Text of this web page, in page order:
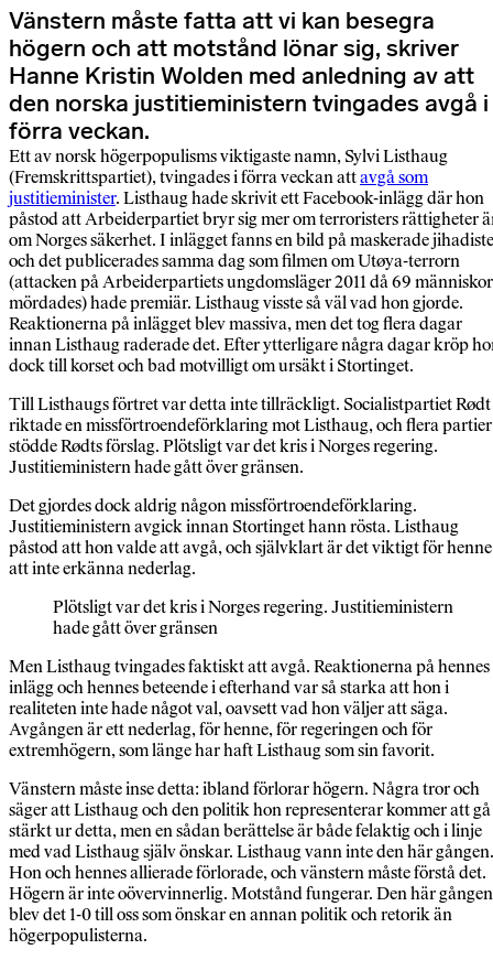
Vänstern måste fatta att vi kan besegra
högern och att motstånd lönar sig, skriver
Hanne Kristin Wolden med anledning av att
den norska justitieministern tvingades avgå i
förra veckan.
Ett av norsk högerpopulisms viktigaste namn, Sylvi Listhaug
(Fremskrittspartiet), tvingades i förra veckan attavgå som
justitieminister. Listhaug hade skrivit ett Facebook-inlägg där hon
påstod att Arbeiderpartiet bryr sig mer om terroristers rättigheter
om Norges säkerhet. I inlägget fanns en bild på maskerade
och det publicerades samma dag som filmen om Utøya-terrorn
(attacken på Arbeiderpartiets ungdomsläger 2011 då 69 människor
mördades) hade premiär. Listhaug visste så väl vad hon gjorde.
Reaktionerna på inlägget blev massiva, men det tog flera dagar
innan Listhaug raderade det. Efter ytterligare några dagar kröp
dock till korset och bad motvilligt om ursäkt i Stortinget.
Till Listhaugs förtret var detta inte tillräckligt. Socialistpartiet Rødt
riktade en missförtroendeförklaring mot Listhaug, och flera partier
stödde Rødts förslag. Plötsligt var det kris i Norges regering.
Justitieministern hade gått över gränsen.
Det gjordes dock aldrig någon missförtroendeförklaring.
Justitieministern avgick innan Stortinget hann rösta. Listhaug
påstod att hon valde att avgå, och självklart är det viktigt för henne
att inte erkänna nederlag.
Plötsligt var det kris i Norges regering. Justitieministern
hade gått över gränsen
Men Listhaug tvingades faktiskt att avgå. Reaktionerna på hennes
inlägg och hennes beteende i efterhand var så starka att hon i
realiteten inte hade något val, oavsett vad hon väljer att säga.
Avgången är ett nederlag, för henne, för regeringen och för
extremhögern, som länge har haft Listhaug som sin favorit.
Vänstern måste inse detta: ibland förlorar högern. Några tror och
säger att Listhaug och den politik hon representerar kommer att gå
stärkt ur detta, men en sådan berättelse är både felaktig och i linje
med vad Listhaug själv önskar. Listhaug vann inte den här gången.
Hon och hennes allierade förlorade, och vänstern måste förstå det.
Högern är inte oövervinnerlig. Motstånd fungerar. Den här gången
blev det 1-0 till oss som önskar en annan politik och retorik än
högerpopulisterna.